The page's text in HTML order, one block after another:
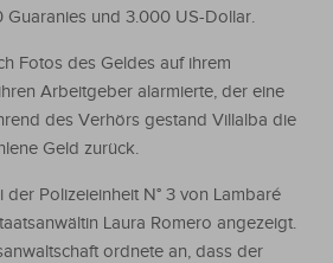
Guaranies und 3.000 US-Dollar.
Fotos des Geldes auf ihrem
Arbeitgeber alarmierte, der eine
des Verhörs gestand Villalba die
Geld zurück.
Polizeieinheit N° 3 von Lambaré
Laura Romero angezeigt.
ordnete an, dass der